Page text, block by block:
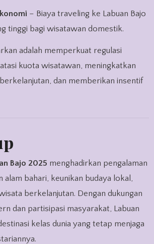
– Biaya traveling ke Labuan Bajo
tinggi bagi wisatawan domestik.
adalah memperkuat regulasi
kuota wisatawan, meningkatkan
dan memberikan insentif
Bajo 2025 menghadirkan pengalaman
alam bahari, keunikan budaya lokal,
berkelanjutan. Dengan dukungan
dan partisipasi masyarakat, Labuan
kelas dunia yang tetap menjaga